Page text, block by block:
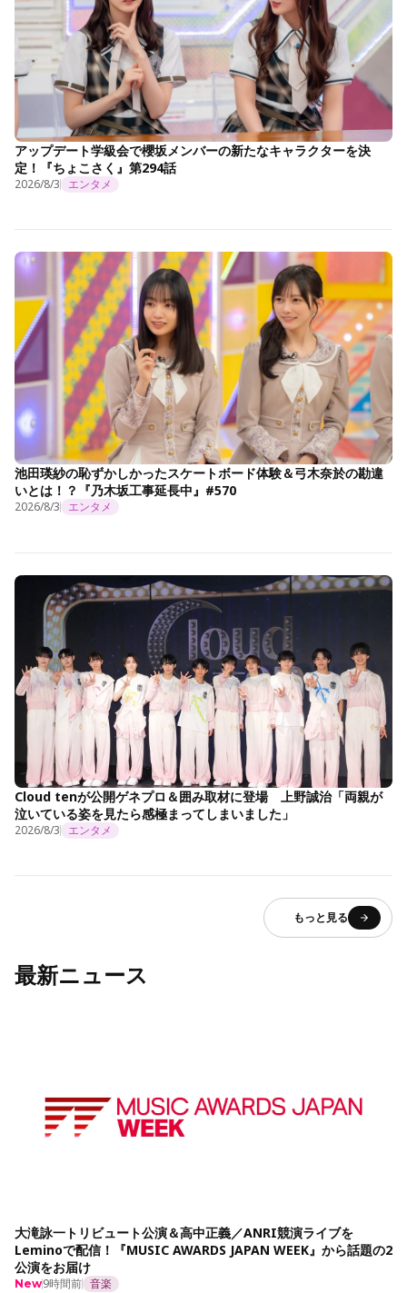
アップデート学級会で櫻坂メンバーの新たなキャラクターを決
定！『ちょこさく』第294話
2026/8/3 エンタメ
池田瑛紗の恥ずかしかったスケートボード体験＆弓木奈於の勘違
いとは！？『乃木坂工事延長中』#570
2026/8/3 エンタメ
Cloud tenが公開ゲネプロ＆囲み取材に登場 上野誠治「両親が
泣いている姿を見たら感極まってしまいました」
2026/8/3 エンタメ
もっと見る
最新ニュース
大滝詠一トリビュート公演＆高中正義／ANRI競演ライブを
Leminoで配信！『MUSIC AWARDS JAPAN WEEK』から話題の2
公演をお届け
New9時間前 音楽